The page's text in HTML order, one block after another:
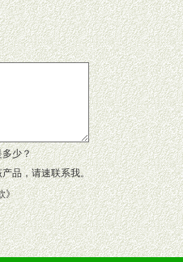
作手册、专柜咨询手册等各种市
多少？
品，请速联系我。
》